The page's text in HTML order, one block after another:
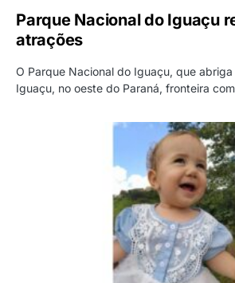
Parque Nacional do Iguaçu
atrações
O Parque Nacional do Iguaçu, que
Iguaçu, no oeste do Paraná, fronteira